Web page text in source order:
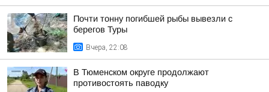
Почти тонну погибшей рыбы вывезли с
берегов Туры
Вчера, 22:08
В Тюменском округе продолжают
противостоять паводку